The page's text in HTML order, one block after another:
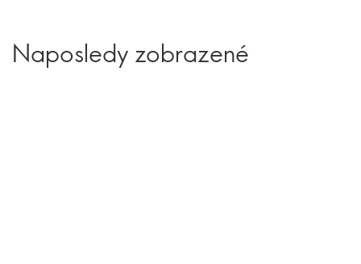
Naposledy zobrazené